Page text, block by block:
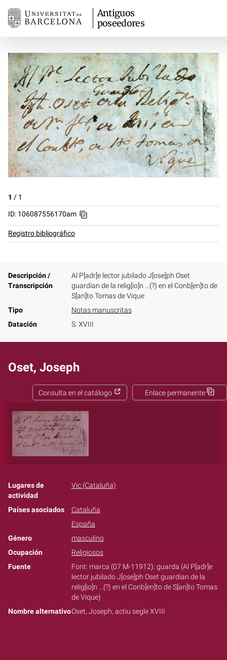
Antiguos
poseedores
1 / 1
ID: 106087556170am
Registro bibliográfico
Descripción /
Transcripción
Al P[adr]e lector jubilado J[ose]ph Oset
guardian de la relig[io]n ...(?) en el Conb[en]to de
S[an]to Tomas de Vique
Tipo
Notas manuscritas
Datación
S. XVIII
Oset, Joseph
Enlace permanente
Consulta en el catálogo
Lugares de
actividad
Vic (Cataluña)
Países asociados
Cataluña
España
Género
masculino
Ocupación
Religiosos
Fuente
Font: marca (07 M-11912): guarda (Al P[adr]e
lector jubilado J[ose]ph Oset guardian de la
relig[io]n ...(?) en el Conb[en]to de S[an]to Tomas
de Vique)
Nombre alternativoOset, Joseph, actiu segle XVIII